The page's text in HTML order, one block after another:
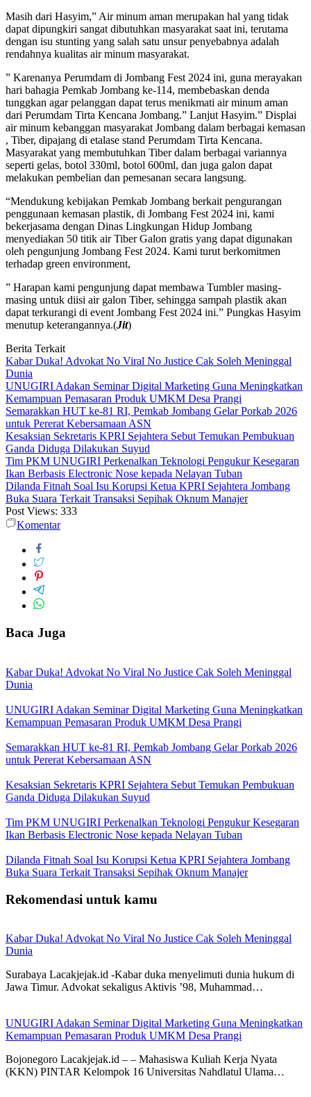
Masih dari Hasyim,” Air minum aman merupakan hal yang tidak
dapat dipungkiri sangat dibutuhkan masyarakat saat ini, terutama
dengan isu stunting yang salah satu unsur penyebabnya adalah
rendahnya kualitas air minum masyarakat.
” Karenanya Perumdam di Jombang Fest 2024 ini, guna merayakan
hari bahagia Pemkab Jombang ke-114, membebaskan denda
tunggkan agar pelanggan dapat terus menikmati air minum aman
dari Perumdam Tirta Kencana Jombang.” Lanjut Hasyim.” Displai
air minum kebanggan masyarakat Jombang dalam berbagai kemasan
, Tiber, dipajang di etalase stand Perumdam Tirta Kencana.
Masyarakat yang membutuhkan Tiber dalam berbagai variannya
seperti gelas, botol 330ml, botol 600ml, dan juga galon dapat
melakukan pembelian dan pemesanan secara langsung.
“Mendukung kebijakan Pemkab Jombang berkait pengurangan
penggunaan kemasan plastik, di Jombang Fest 2024 ini, kami
bekerjasama dengan Dinas Lingkungan Hidup Jombang
menyediakan 50 titik air Tiber Galon gratis yang dapat digunakan
oleh pengunjung Jombang Fest 2024. Kami turut berkomitmen
terhadap green environment,
” Harapan kami pengunjung dapat membawa Tumbler masing-
masing untuk diisi air galon Tiber, sehingga sampah plastik akan
dapat terkurangi di event Jombang Fest 2024 ini.” Pungkas Hasyim
menutup keterangannya.(Jit)
Berita Terkait
Kabar Duka! Advokat No Viral No Justice Cak Soleh Meninggal
Dunia
UNUGIRI Adakan Seminar Digital Marketing Guna Meningkatkan
Kemampuan Pemasaran Produk UMKM Desa Prangi
Semarakkan HUT ke-81 RI, Pemkab Jombang Gelar Porkab 2026
untuk Pererat Kebersamaan ASN
Kesaksian Sekretaris KPRI Sejahtera Sebut Temukan Pembukuan
Ganda Diduga Dilakukan Suyud
Tim PKM UNUGIRI Perkenalkan Teknologi Pengukur Kesegaran
Ikan Berbasis Electronic Nose kepada Nelayan Tuban
Dilanda Fitnah Soal Isu Korupsi Ketua KPRI Sejahtera Jombang
Buka Suara Terkait Transaksi Sepihak Oknum Manajer
Post Views: 333
Komentar
Baca Juga
Kabar Duka! Advokat No Viral No Justice Cak Soleh Meninggal
Dunia
UNUGIRI Adakan Seminar Digital Marketing Guna Meningkatkan
Kemampuan Pemasaran Produk UMKM Desa Prangi
Semarakkan HUT ke-81 RI, Pemkab Jombang Gelar Porkab 2026
untuk Pererat Kebersamaan ASN
Kesaksian Sekretaris KPRI Sejahtera Sebut Temukan Pembukuan
Ganda Diduga Dilakukan Suyud
Tim PKM UNUGIRI Perkenalkan Teknologi Pengukur Kesegaran
Ikan Berbasis Electronic Nose kepada Nelayan Tuban
Dilanda Fitnah Soal Isu Korupsi Ketua KPRI Sejahtera Jombang
Buka Suara Terkait Transaksi Sepihak Oknum Manajer
Rekomendasi untuk kamu
Kabar Duka! Advokat No Viral No Justice Cak Soleh Meninggal
Dunia
Surabaya Lacakjejak.id -Kabar duka menyelimuti dunia hukum di
Jawa Timur. Advokat sekaligus Aktivis ’98, Muhammad…
UNUGIRI Adakan Seminar Digital Marketing Guna Meningkatkan
Kemampuan Pemasaran Produk UMKM Desa Prangi
Bojonegoro Lacakjejak.id – – Mahasiswa Kuliah Kerja Nyata
(KKN) PINTAR Kelompok 16 Universitas Nahdlatul Ulama…